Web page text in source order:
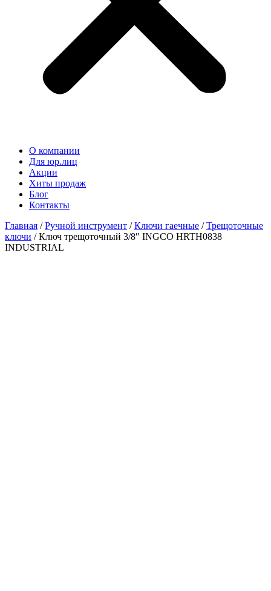
О компании
Для юр.лиц
Акции
Хиты продаж
Блог
Контакты
Главная /Ручной инструмент /Ключи гаечные /Трещоточные
ключи / Ключ трещоточный 3/8″ INGCO HRTH0838
INDUSTRIAL